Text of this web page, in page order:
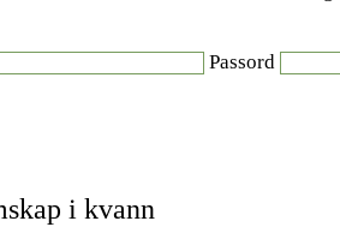
Passord
i kvann